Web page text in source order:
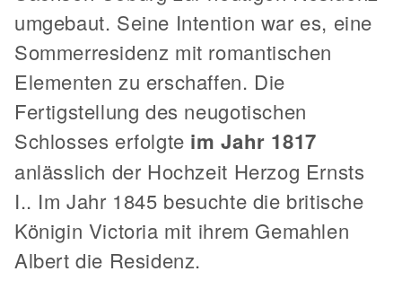
umgebaut. Seine Intention war es, eine
Sommerresidenz mit romantischen
Elementen zu erschaffen. Die
Fertigstellung des neugotischen
Schlosses erfolgte im Jahr 1817
anlässlich der Hochzeit Herzog Ernsts
I.. Im Jahr 1845 besuchte die britische
Königin Victoria mit ihrem Gemahlen
Albert die Residenz.